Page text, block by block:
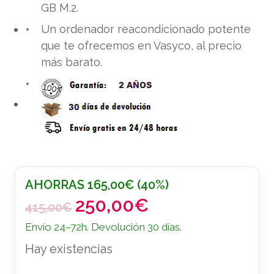
GB M.2.
Un ordenador reacondicionado potente
que te ofrecemos en Vasyco, al precio
más barato.
AHORRAS 165,00€ (40%)
415,00€ E
l
p
r
250,00€
l
p
Envío 24–72h. Devolución 30 días.
Hay existencias